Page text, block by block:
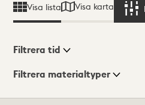
Visa lista Visa karta
Visningsläge
Filtrera tid
Filtrera materialtyper